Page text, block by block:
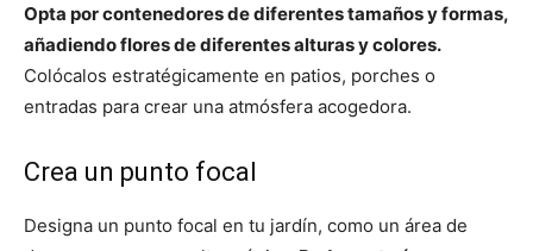
Opta por contenedores de diferentes tamaños y formas,
añadiendo flores de diferentes alturas y colores.
Colócalos estratégicamente en patios, porches o
entradas para crear una atmósfera acogedora.
Crea un punto focal
Designa un punto focal en tu jardín, como un área de